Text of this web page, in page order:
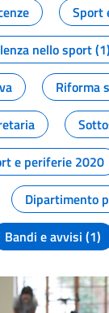
Sport
nello sport (1)
Riforma
e periferie 2020
Dipartimento
Bandi e avvisi (1)